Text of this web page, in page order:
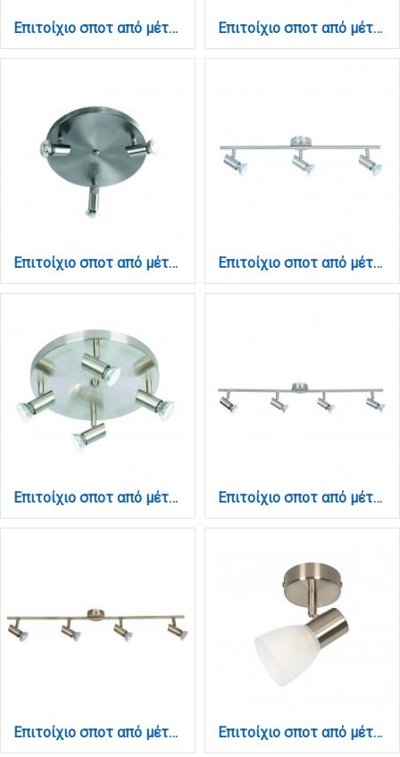
Επιτοίχιο σποτ από μέταλλο σε νίκελ ματ απόχρωση 3XE14 D:25cm (9064-3Φ-Νίκελ Ματ) Επιτοίχιο σποτ από μέταλλο σε νίκελ ματ απόχρωση 3XE14 D:60cm (9065-3Φ-Νίκελ Ματ)
Επιτοίχιο σποτ από μέταλλο σε νίκελ ματ απόχρωση 3XGU10 D:25cm (9075-3Φ-Νίκελ Ματ) Επιτοίχιο σποτ από μέταλλο σε νίκελ ματ απόχρωση 3XGU10 D:60cm (9076-3Φ-Νίκελ Ματ)
Επιτοίχιο σποτ από μέταλλο σε νίκελ ματ απόχρωση 4XGU10 D:30cm (9075-4Φ-Νίκελ Ματ) Επιτοίχιο σποτ από μέταλλο σε νίκελ ματ απόχρωση 4XGU10 D:80cm (9076-4Φ-Νίκελ Ματ)
Επιτοίχιο σποτ από μέταλλο σε όξυνε απόχρωση 4XGU10 D:80cm (9076-4Φ-Οξυντέ) Επιτοίχιο σποτ από μέταλλο σε οξυντέ απόχρωση 1XE14 D:8cm (9064-1Φ-Οξυντέ)